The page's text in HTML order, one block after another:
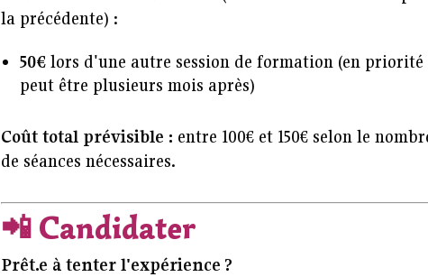
la précédente) :
50€ lors d'une autre session de formation (en priorité
peut être plusieurs mois après)
Coût total prévisible : entre 100€ et 150€ selon le
de séances nécessaires.
📲 Candidater
Prêt.e à tenter l'expérience ?